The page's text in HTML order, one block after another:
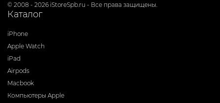
© 2008 - 2026 iStoreSpb.ru - Все права защищены.
Каталог
iPhone
Apple Watch
iPad
Airpods
Macbook
Компьютеры Apple